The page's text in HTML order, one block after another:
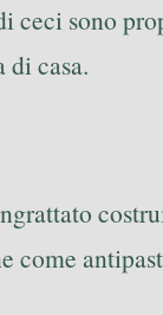
ceci sono
casa.
come